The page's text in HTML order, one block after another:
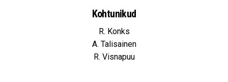
Kohtunikud
R. Konks
A. Talisainen
R. Visnapuu